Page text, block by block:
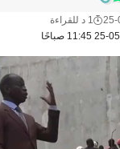
1 د للقراءة